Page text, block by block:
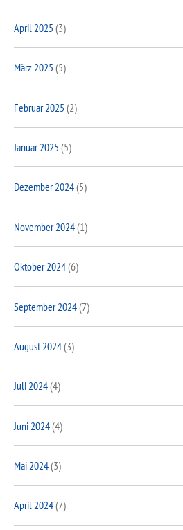
April 2025 (3)
März 2025 (5)
Februar 2025 (2)
Januar 2025 (5)
Dezember 2024(5)
November 2024(1)
Oktober 2024(6)
September 2024(7)
August 2024(3)
Juli 2024(4)
Juni 2024(4)
Mai 2024(3)
April 2024(7)